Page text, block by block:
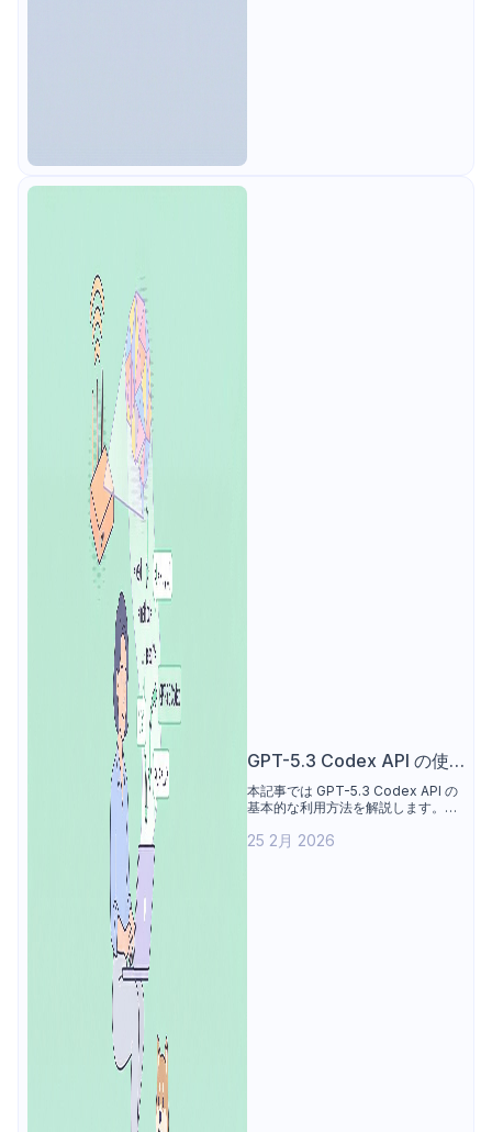
GPT-5.3 Codex API の使
い方ガイド
本記事では GPT-5.3 Codex API の
基本的な利用方法を解説します。
OpenRouter の2つのアクセス方法
25 2月 2026